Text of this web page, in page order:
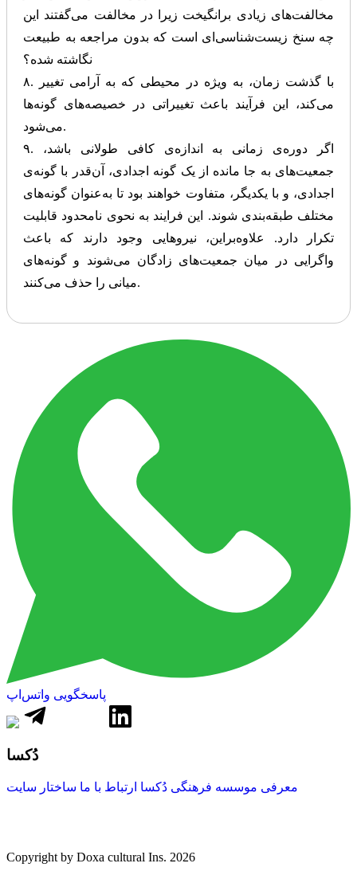
مخالفت‌های زیادی برانگیخت زیرا در مخالفت می‌گفتند این
چه سنخ زیست‌شناسی‌ای است که بدون مراجعه به طبیعت
نگاشته شده؟
۸. با گذشت زمان، به ویژه در محیطی که به آرامی تغییر
می‌کند، این فرآیند باعث تغییراتی در خصیصه‌های گونه‌ها
می‌شود.
۹. اگر دوره‌ی زمانی به اندازه‌ی کافی طولانی باشد،
جمعیت‌های به جا مانده از یک گونه اجدادی، آن‌قدر با گونه‌ی
اجدادی، و با یکدیگر، متفاوت خواهند بود تا به‌عنوان گونه‌های
مختلف طبقه‌بندی شوند. این فرایند به نحوی نامحدود قابلیت
تکرار دارد. علاوه‌براین، نیروهایی وجود دارند که باعث
واگرایی در میان جمعیت‌های زادگان می‌شوند و گونه‌های
میانی را حذف می‌کنند.
پاسخگویی واتس‌اپ
دُکسا
معرفی موسسه فرهنگی دُکسا ارتباط با ما ساختار سایت
Copyright by Doxa cultural Ins. 2026